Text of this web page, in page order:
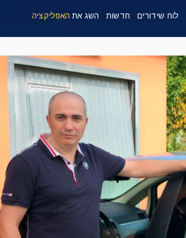
לוח שידורים חדשות השג את האפליקציה